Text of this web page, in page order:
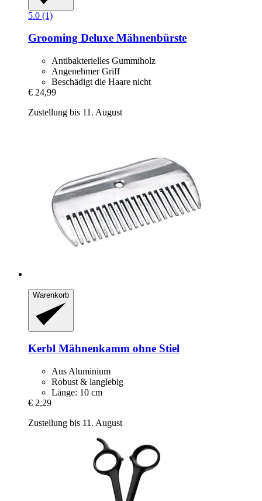
5.0 (1)
Grooming Deluxe Mähnenbürste
Antibakterielles Gummiholz
Angenehmer Griff
Beschädigt die Haare nicht
€ 24,99
Zustellung bis 11. August
Warenkorb
Kerbl Mähnenkamm ohne Stiel
Aus Aluminium
Robust & langlebig
Länge: 10 cm
€ 2,29
Zustellung bis 11. August